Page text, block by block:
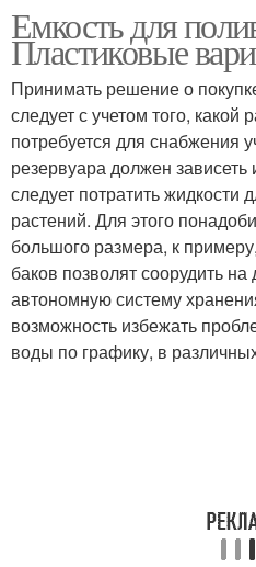
Емкость для
Пластиковые
Принимать решение о
следует с учетом того, какой
потребуется для снабжения
резервуара должен зависеть
следует потратить жидкости
растений. Для этого
большого размера, к
баков позволят соорудить на
автономную систему
возможность избежать
воды по графику, в